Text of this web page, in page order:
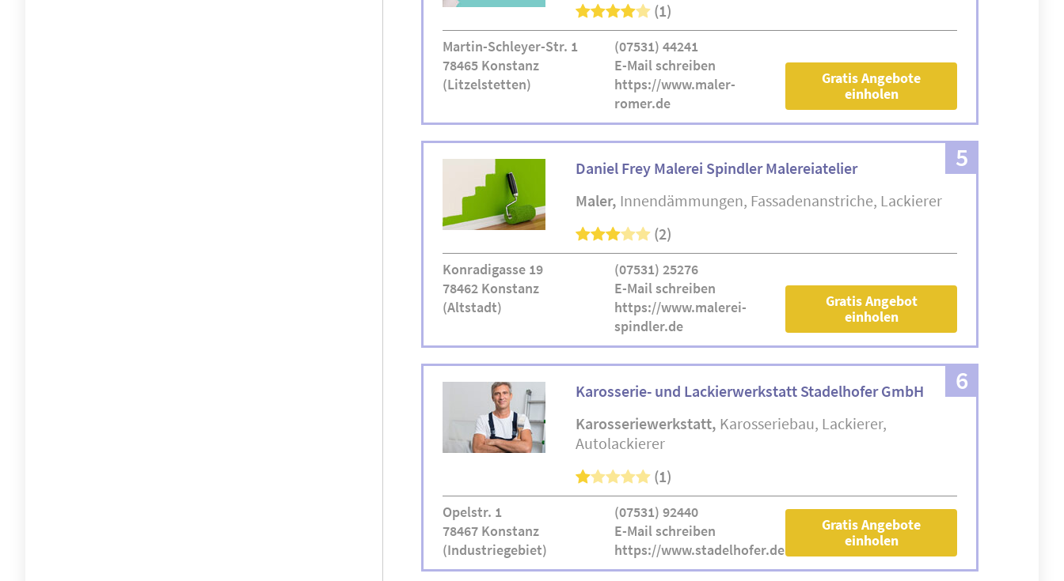
(1)
Martin-Schleyer-Str. 1
78465 Konstanz
(Litzelstetten)
(07531) 44241
E-Mail schreiben
https://www.maler-
romer.de
Gratis Angebote
einholen
5
Daniel Frey Malerei Spindler Malereiatelier
Maler Innendämmungen Fassadenanstriche Lackierer
(2)
Konradigasse 19
78462 Konstanz
(Altstadt)
(07531) 25276
E-Mail schreiben
https://www.malerei-
spindler.de
Gratis Angebot
einholen
6
Karosserie- und Lackierwerkstatt Stadelhofer GmbH
Karosseriewerkstatt Karosseriebau Lackierer
Autolackierer
(1)
Opelstr. 1
78467 Konstanz
(Industriegebiet)
(07531) 92440
E-Mail schreiben
https://www.stadelhofer.de
Gratis Angebote
einholen